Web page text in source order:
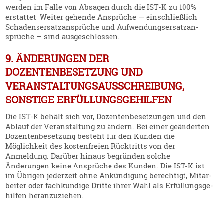
werden im Falle von Absagen durch die IST‑K zu 100%
erstattet. Weiter gehende Ansprüche — einschließlich
Schadens­er­satz­an­sprüche und Aufwen­dungs­er­satz­an­
sprüche — sind ausge­schlossen.
9. ÄNDERUNGEN DER
DOZENTENBESETZUNG UND
VERANSTALTUNGSAUSSCHREIBUNG,
SONSTIGE ERFÜLLUNGSGEHILFEN
Die IST‑K behält sich vor, Dozen­ten­be­set­zungen und den
Ablauf der Veran­staltung zu ändern. Bei einer geänderten
Dozen­ten­be­setzung besteht für den Kunden die
Möglichkeit des kosten­freien Rücktritts von der
Anmeldung. Darüber hinaus begründen solche
Änderungen keine Ansprüche des Kunden. Die IST‑K ist
im Übrigen jederzeit ohne Ankün­digung berechtigt, Mitar­
beiter oder fachkundige Dritte ihrer Wahl als Erfül­lungs­ge­
hilfen heran­zu­ziehen.